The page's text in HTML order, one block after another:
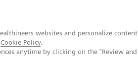
websites and personalize content
Cookie Policy.
anytime by clicking on the "Review and